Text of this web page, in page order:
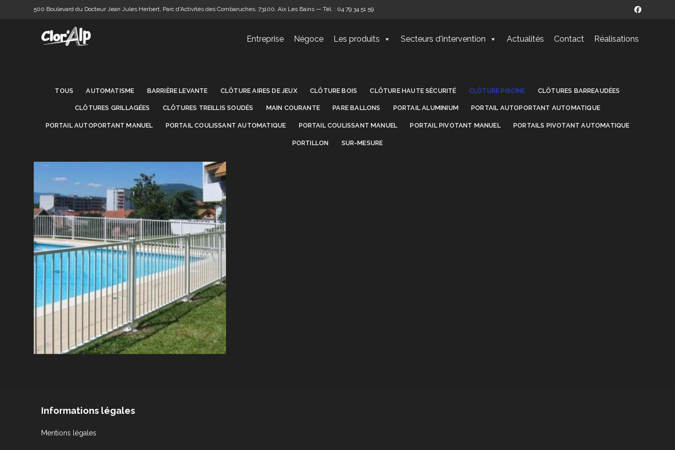
500 Boulevard du Docteur Jean Jules Herbert, Parc d'Activités des Combaruches, 73100, Aix Les Bains — Tél. : 04 79 34 51 59
Entreprise Négoce Les produits Secteurs d'intervention Actualités Contact Réalisations
TOUS AUTOMATISME BARRIÈRE LEVANTE CLÔTURE AIRES DE JEUX CLÔTURE BOIS CLÔTURE HAUTE SÉCURITÉ CLÔTURE PISCINE CLÔTURES BARREAUDÉES
CLÔTURES GRILLAGÉES CLÔTURES TREILLIS SOUDÉS MAIN COURANTE PARE BALLONS PORTAIL ALUMINIUM PORTAIL AUTOPORTANT AUTOMATIQUE
PORTAIL AUTOPORTANT MANUEL PORTAIL COULISSANT AUTOMATIQUE PORTAIL COULISSANT MANUEL PORTAIL PIVOTANT MANUEL PORTAILS PIVOTANT AUTOMATIQUE
PORTILLON SUR-MESURE
Informations légales
Mentions légales